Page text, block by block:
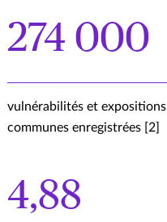
274 000
vulnérabilités et expositions
communes enregistrées [2]
4,88